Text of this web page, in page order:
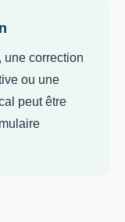
une correction
ou une
peut être